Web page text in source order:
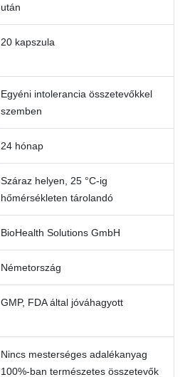
után
20 kapszula
Egyéni intolerancia összetevőkkel
szemben
24 hónap
Száraz helyen, 25 °C-ig
hőmérsékleten tárolandó
BioHealth Solutions GmbH
Németország
GMP, FDA által jóváhagyott
Nincs mesterséges adalékanyag
100%-ban természetes összetevők